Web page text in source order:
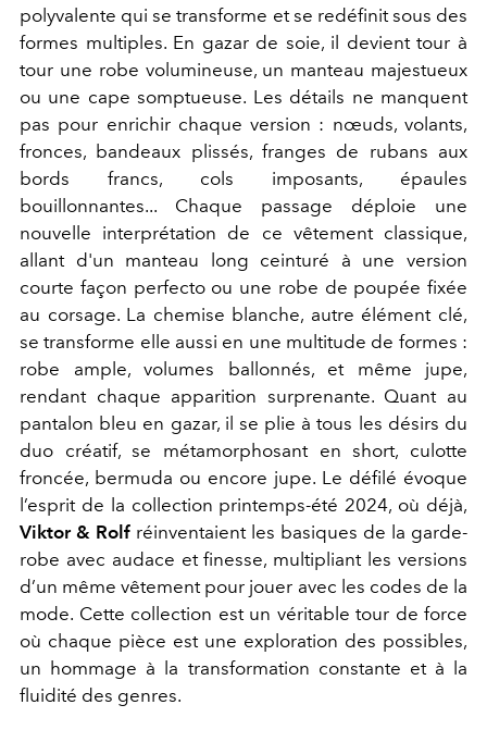
polyvalente qui se transforme et se redéfinit sous des
formes multiples. En gazar de soie, il devient tour à
tour une robe volumineuse, un manteau majestueux
ou une cape somptueuse. Les détails ne manquent
pas pour enrichir chaque version : nœuds, volants,
fronces, bandeaux plissés, franges de rubans aux
bords francs, cols imposants, épaules
bouillonnantes... Chaque passage déploie une
nouvelle interprétation de ce vêtement classique,
allant d'un manteau long ceinturé à une version
courte façon perfecto ou une robe de poupée fixée
au corsage. La chemise blanche, autre élément clé,
se transforme elle aussi en une multitude de formes :
robe ample, volumes ballonnés, et même jupe,
rendant chaque apparition surprenante. Quant au
pantalon bleu en gazar, il se plie à tous les désirs du
duo créatif, se métamorphosant en short, culotte
froncée, bermuda ou encore jupe. Le défilé évoque
l’esprit de la collection printemps-été 2024, où déjà,
Viktor & Rolf réinventaient les basiques de la garde-
robe avec audace et finesse, multipliant les versions
d’un même vêtement pour jouer avec les codes de la
mode. Cette collection est un véritable tour de force
où chaque pièce est une exploration des possibles,
un hommage à la transformation constante et à la
fluidité des genres.